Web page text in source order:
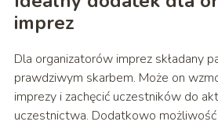
imprez
Dla organizatorów imprez składany
prawdziwym skarbem. Może on
imprezy i zachęcić uczestników do
uczestnictwa. Dodatkowo